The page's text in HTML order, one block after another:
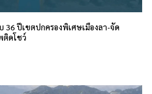
36 ปีเขตปกครองพิเศษเมืองลา-จัด
ติดโชว์